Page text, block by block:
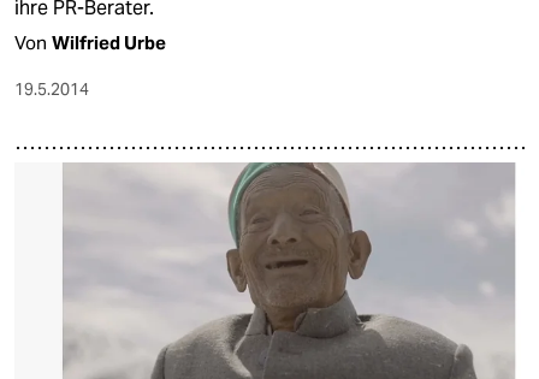
ihre PR-Berater.
Von Wilfried Urbe
19.5.2014